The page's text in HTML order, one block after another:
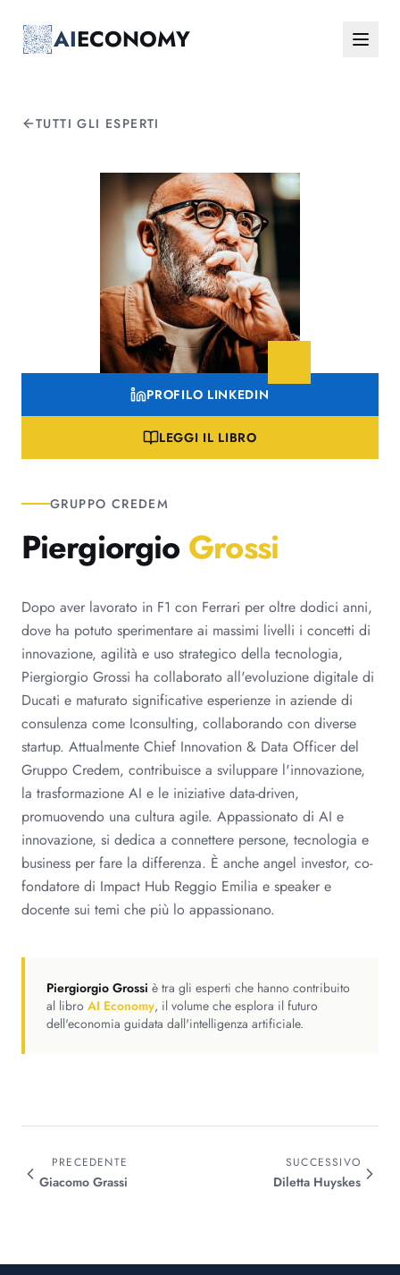
AIECONOMY
TUTTI GLI ESPERTI
PROFILO LINKEDIN
LEGGI IL LIBRO
GRUPPO CREDEM
Piergiorgio Grossi
Dopo aver lavorato in F1 con Ferrari per oltre dodici anni,
dove ha potuto sperimentare ai massimi livelli i concetti di
innovazione, agilità e uso strategico della tecnologia,
Piergiorgio Grossi ha collaborato all'evoluzione digitale di
Ducati e maturato significative esperienze in aziende di
consulenza come Iconsulting, collaborando con diverse
startup. Attualmente Chief Innovation & Data Officer del
Gruppo Credem, contribuisce a sviluppare l'innovazione,
la trasformazione AI e le iniziative data-driven,
promuovendo una cultura agile. Appassionato di AI e
innovazione, si dedica a connettere persone, tecnologia e
business per fare la differenza. È anche angel investor, co-
fondatore di Impact Hub Reggio Emilia e speaker e
docente sui temi che più lo appassionano.
Piergiorgio Grossi è tra gli esperti che hanno contribuito
al libro AI Economy, il volume che esplora il futuro
dell'economia guidata dall'intelligenza artificiale.
PRECEDENTE
Giacomo Grassi
SUCCESSIVO
Diletta Huyskes